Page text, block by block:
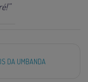
DA UMBANDA